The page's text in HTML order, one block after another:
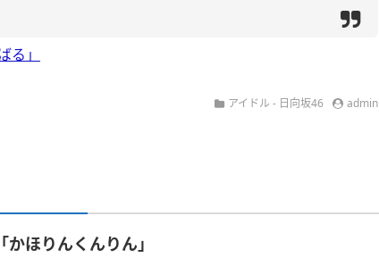
る」
アイドル - 日向坂46 admin
かほりんくんりん」